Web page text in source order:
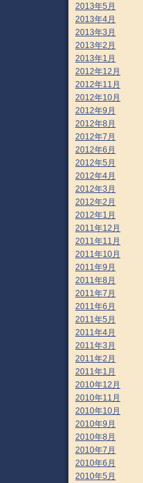
2013年5月
2013年4月
2013年3月
2013年2月
2013年1月
2012年12月
2012年11月
2012年10月
2012年9月
2012年8月
2012年7月
2012年6月
2012年5月
2012年4月
2012年3月
2012年2月
2012年1月
2011年12月
2011年11月
2011年10月
2011年9月
2011年8月
2011年7月
2011年6月
2011年5月
2011年4月
2011年3月
2011年2月
2011年1月
2010年12月
2010年11月
2010年10月
2010年9月
2010年8月
2010年7月
2010年6月
2010年5月